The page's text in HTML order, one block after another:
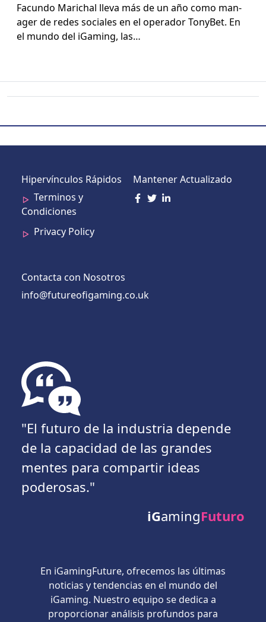
Facun­do Marichal lle­va más de un año como man­
ag­er de redes sociales en el oper­ador Tony­Bet. En
el mun­do del iGam­ing, las…
Hipervínculos Rápidos
Terminos y
Condiciones
Privacy Policy
Mantener Actualizado
Contacta con Nosotros
info@futureofigaming.co.uk
"El futuro de la industria depende
de la capacidad de las grandes
mentes para compartir ideas
poderosas."
iGamingFuturo
En iGamingFuture, ofrecemos las últimas
noticias y tendencias en el mundo del
iGaming. Nuestro equipo se dedica a
proporcionar análisis profundos para